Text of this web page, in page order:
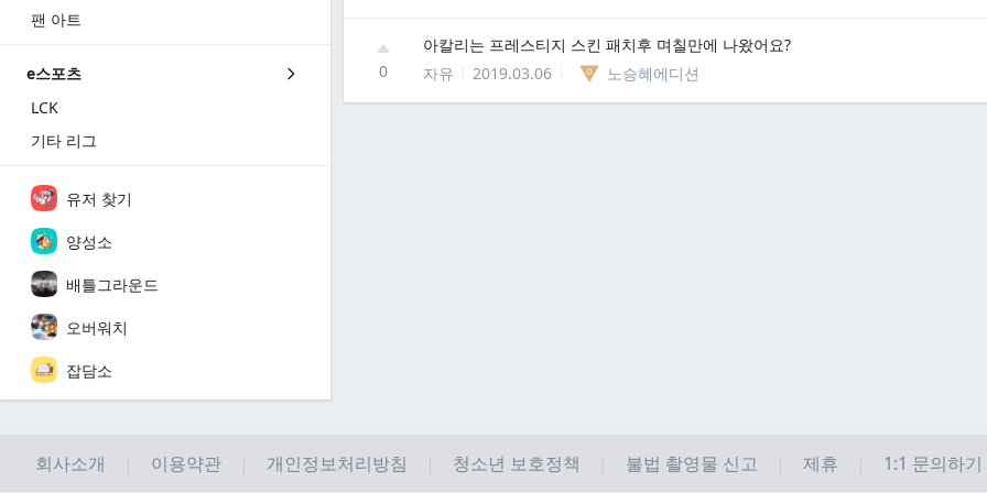
팬 아트
e스포츠
LCK
기타 리그
유저 찾기
양성소
배틀그라운드
오버워치
잡담소
0
아칼리는 프레스티지 스킨 패치후 며칠만에 나왔어요?
자유
2019.03.06 노승혜에디션
회사소개 이용약관 개인정보처리방침 청소년 보호정책 불법 촬영물 신고 제휴 1:1 문의하기